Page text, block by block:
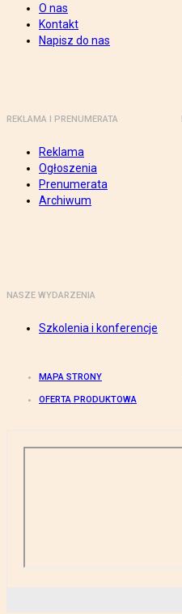
O nas
Kontakt
Napisz do nas
REKLAMA I PRENUMERATA
Reklama
Ogłoszenia
Prenumerata
Archiwum
NASZE WYDARZENIA
Szkolenia i konferencje
MAPA STRONY
OFERTA PRODUKTOWA